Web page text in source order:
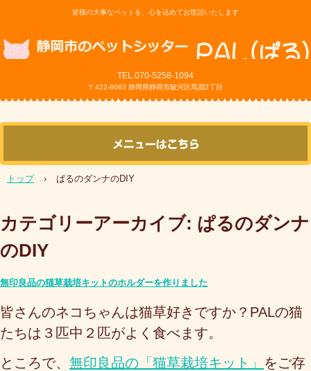
皆様の大事なペットを、心を込めてお世話いたします
TEL.070-5258-1094
〒422-8063 静岡県静岡市駿河区馬淵2丁目
トップ › ぱるのダンナのDIY
カテゴリーアーカイブ: ぱるのダンナ
のDIY
無印良品の猫草栽培キットのホルダーを作りました
皆さんのネコちゃんは猫草好きですか？PALの猫
たちは３匹中２匹がよく食べます。
ところで、 無印良品の「猫草栽培キット」 をご存